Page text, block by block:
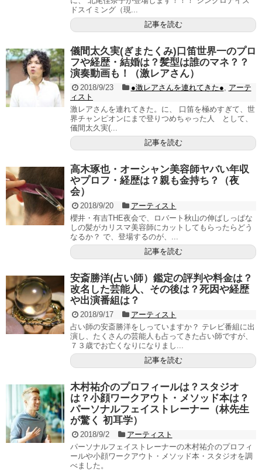
ドスイミング（現...
記事を読む
儀間太久実(ぎまたくみ)口笛世界一のプロ
フや経歴・結婚は？髪型は誰のマネ？？
演奏動画も！（激レアさん）
2018/9/23 ●激レアさんを連れてきた●, アーテ
ィスト
激レアさんを連れてきた。に、 口笛を極めすぎて、世
界チャンピオンにまで登りつめちゃった人 として、
儀間太久実(...
記事を読む
高木琢也・オーシャン美容師ヤバい年収
やプロフ・経歴は？親も金持ち？（夜
会）
2018/9/20
アーティスト
櫻井・有吉THE夜会で、ロバート秋山の伸ばしっぱな
しの髪がカリスマ美容師にカットしてもらったらどう
なるか？ で、登場するのが、...
記事を読む
安斎勝洋(占い師）鑑定の評判や料金は？
改名した芸能人、その後は？死因や経歴
や出演番組は？
2018/9/17
アーティスト
占い師の安斎勝洋をしっていますか？ テレビ番組に出
演し、たくさんの芸能人も占ってきた占い師ですが、
７３歳でお亡くなりになりまし...
記事を読む
木村祐介のプロフィールは？スタジオ
は？小顔ワークアウト・メソッド本は？
パーソナルフェイストレーナー（林先生
が驚く 初耳学）
2018/9/2
アーティスト
パーソナルフェイストレーナーの木村祐介のプロフィ
ールや小顔ワークアウト・メソッド本・スタジオを調
べました。